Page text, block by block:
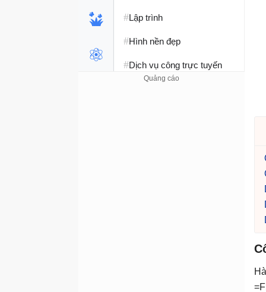
#Lập trình
#Hình nền đẹp
#Dịch vụ công trực tuyến